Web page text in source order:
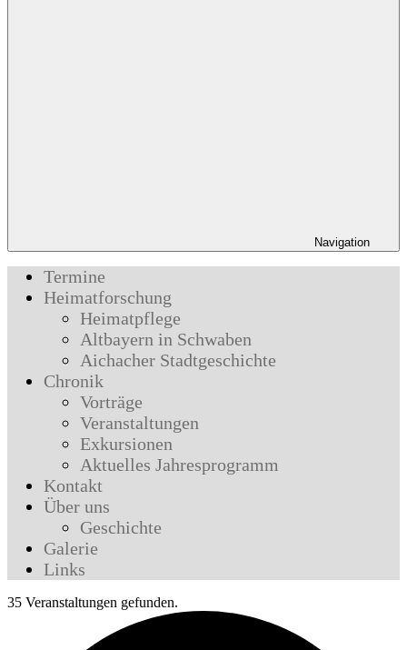
Navigation
Termine
Heimatforschung
Heimatpflege
Altbayern in Schwaben
Aichacher Stadtgeschichte
Chronik
Vorträge
Veranstaltungen
Exkursionen
Aktuelles Jahresprogramm
Kontakt
Über uns
Geschichte
Galerie
Links
35 Veranstaltungen gefunden.